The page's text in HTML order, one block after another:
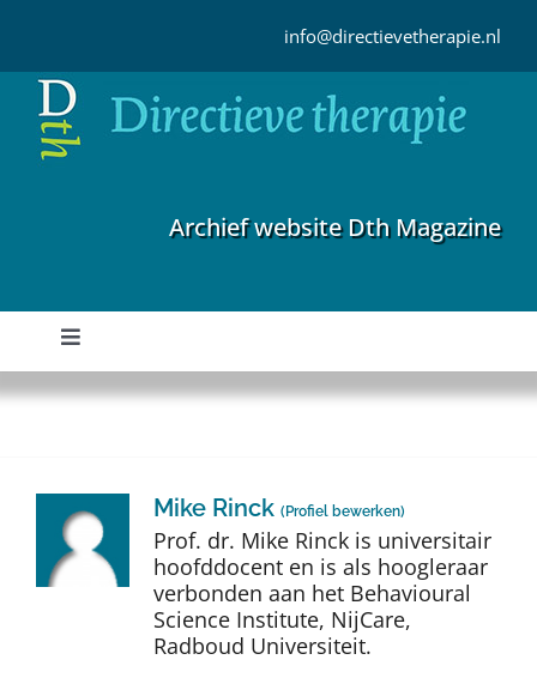
inhoud
info@directievetherapie.nl
Archief website Dth Magazine
Toggle
Navigation
Home
Auteurs
TDT Overzicht
Mike Rinck ( Profiel bewerken)
Prof. dr. Mike Rinck is universitair
hoofddocent en is als hoogleraar
verbonden aan het Behavioural
Science Institute, NijCare,
Radboud Universiteit.